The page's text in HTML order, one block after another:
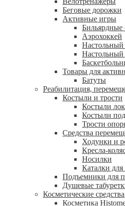
Беговые дорожки
Активные игры
Бильярдные
Аэрохоккей
Настольный
Товары для
Батуты
Реабилитация,
Костыли и трости
Костыли
Костыли
Трости
Средства
Ходунки и
Кресла-
Носилки
Каталки
Подъемники для
Душевые
Косметические средства
Косметика